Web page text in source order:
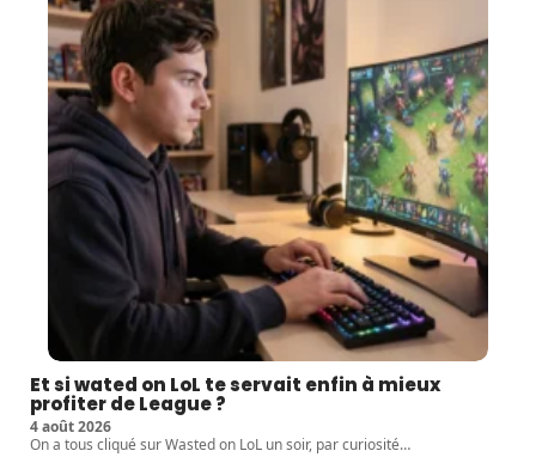
Et si wated on LoL te servait enfin à mieux
profiter de League ?
4 août 2026
On a tous cliqué sur Wasted on LoL un soir, par curiosité…